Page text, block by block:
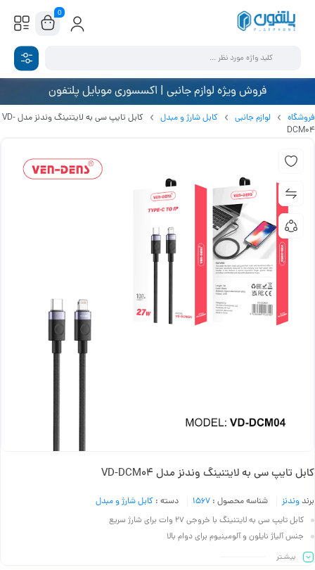
0
فروش ویژه لوازم جانبی | اکسسوری موبایل پلتفون
فروشگاه لوازم جانبی کابل شارژ و مبدل
کابل تایپ سی به لایتنینگ وندنز مدل VD-
DCM04
کابل تایپ سی به لایتنینگ وندنز مدل VD-DCM04
برندوندنز شناسه محصول : 1567 دسته : کابل شارژ و مبدل
کابل تایپ سی به لایتنینگ با خروجی ۲۷ وات برای شارژ سریع
جنس آلیاژ نایلون و آلومینیوم برای دوام بالا
طول ۱ متری مناسب برای استفاده روزمرهبیشـتر